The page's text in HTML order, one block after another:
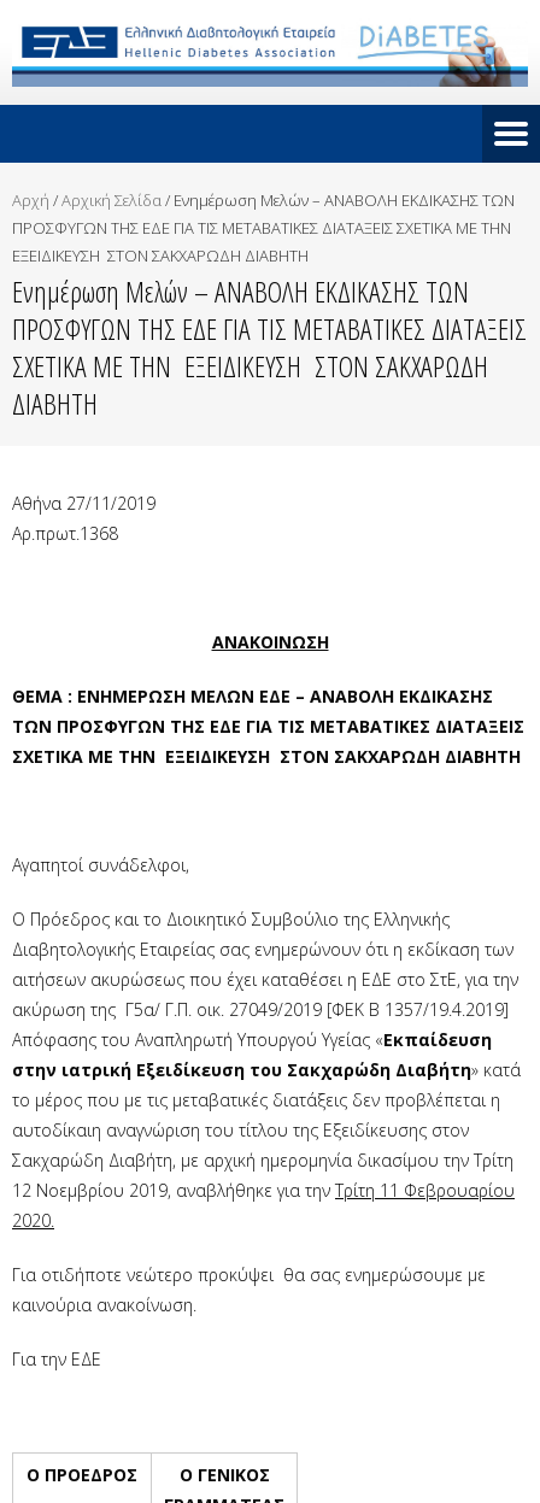
Αρχή /Αρχική Σελίδα/ Ενημέρωση Μελών – ΑΝΑΒΟΛΗ ΕΚΔΙΚΑΣΗΣ ΤΩΝ
ΠΡΟΣΦΥΓΩΝ ΤΗΣ ΕΔΕ ΓΙΑ ΤΙΣ ΜΕΤΑΒΑΤΙΚΕΣ ΔΙΑΤΑΞΕΙΣ ΣΧΕΤΙΚΑ ΜΕ ΤΗΝ
ΕΞΕΙΔΙΚΕΥΣΗ ΣΤΟΝ ΣΑΚΧΑΡΩΔΗ ΔΙΑΒΗΤΗ
Ενημέρωση Μελών – ΑΝΑΒΟΛΗ ΕΚΔΙΚΑΣΗΣ ΤΩΝ
ΠΡΟΣΦΥΓΩΝ ΤΗΣ ΕΔΕ ΓΙΑ ΤΙΣ ΜΕΤΑΒΑΤΙΚΕΣ ΔΙΑΤΑΞΕΙΣ
ΣΧΕΤΙΚΑ ΜΕ ΤΗΝ ΕΞΕΙΔΙΚΕΥΣΗ ΣΤΟΝ ΣΑΚΧΑΡΩΔΗ
ΔΙΑΒΗΤΗ
Αθήνα 27/11/2019
Αρ.πρωτ.1368
ΑΝΑΚΟΙΝΩΣΗ
ΘΕΜΑ : ΕΝΗΜΕΡΩΣΗ ΜΕΛΩΝ ΕΔΕ – ΑΝΑΒΟΛΗ ΕΚΔΙΚΑΣΗΣ
ΤΩΝ ΠΡΟΣΦΥΓΩΝ ΤΗΣ ΕΔΕ ΓΙΑ ΤΙΣ ΜΕΤΑΒΑΤΙΚΕΣ ΔΙΑΤΑΞΕΙΣ
ΣΧΕΤΙΚΑ ΜΕ ΤΗΝ ΕΞΕΙΔΙΚΕΥΣΗ ΣΤΟΝ ΣΑΚΧΑΡΩΔΗ ΔΙΑΒΗΤΗ
Αγαπητοί συνάδελφοι,
Ο Πρόεδρος και το Διοικητικό Συμβούλιο της Ελληνικής
Διαβητολογικής Εταιρείας σας ενημερώνουν ότι η εκδίκαση των
αιτήσεων ακυρώσεως που έχει καταθέσει η ΕΔΕ στο ΣτΕ, για την
ακύρωση της Γ5α/ Γ.Π. οικ. 27049/2019 [ΦΕΚ Β 1357/19.4.2019]
Απόφασης του Αναπληρωτή Υπουργού Υγείας «Εκπαίδευση
στην ιατρική Εξειδίκευση του Σακχαρώδη Διαβήτη» κατά
το μέρος που με τις μεταβατικές διατάξεις δεν προβλέπεται η
αυτοδίκαιη αναγνώριση του τίτλου της Εξειδίκευσης στον
Σακχαρώδη Διαβήτη, με αρχική ημερομηνία δικασίμου την Τρίτη
12 Νοεμβρίου 2019, αναβλήθηκε για τηνΤρίτη 11 Φεβρουαρίου
2020.
Για οτιδήποτε νεώτερο προκύψει θα σας ενημερώσουμε με
καινούρια ανακοίνωση.
Για την ΕΔΕ
Ο ΠΡΟΕΔΡΟΣ
O ΓΕΝΙΚΟΣ